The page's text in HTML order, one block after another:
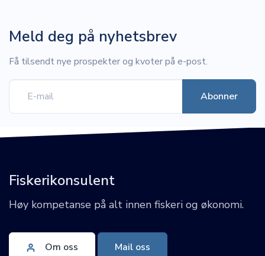
Meld deg på nyhetsbrev
Få tilsendt nye prospekter og kvoter på e-post.
Fiskerikonsulent
Høy kompetanse på alt innen fiskeri og økonomi.
Om oss Mail oss